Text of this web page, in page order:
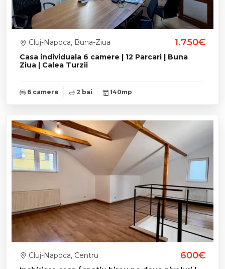
Casa individuala 6 camere | 12 Parcari | Buna
Ziua | Calea Turzii
Cluj-Napoca, Buna-Ziua 1.750€
6 camere 2 bai 140mp
Cluj-Napoca, Centru 600€